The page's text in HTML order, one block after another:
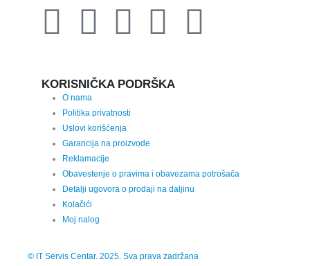
KORISNIČKA PODRŠKA
O nama
Politika privatnosti
Uslovi korišćenja
Garancija na proizvode
Reklamacije
Obavestenje o pravima i obavezama potrošača
Detalji ugovora o prodaji na daljinu
Kolačići
Moj nalog
© IT Servis Centar. 2025. Sva prava zadržana